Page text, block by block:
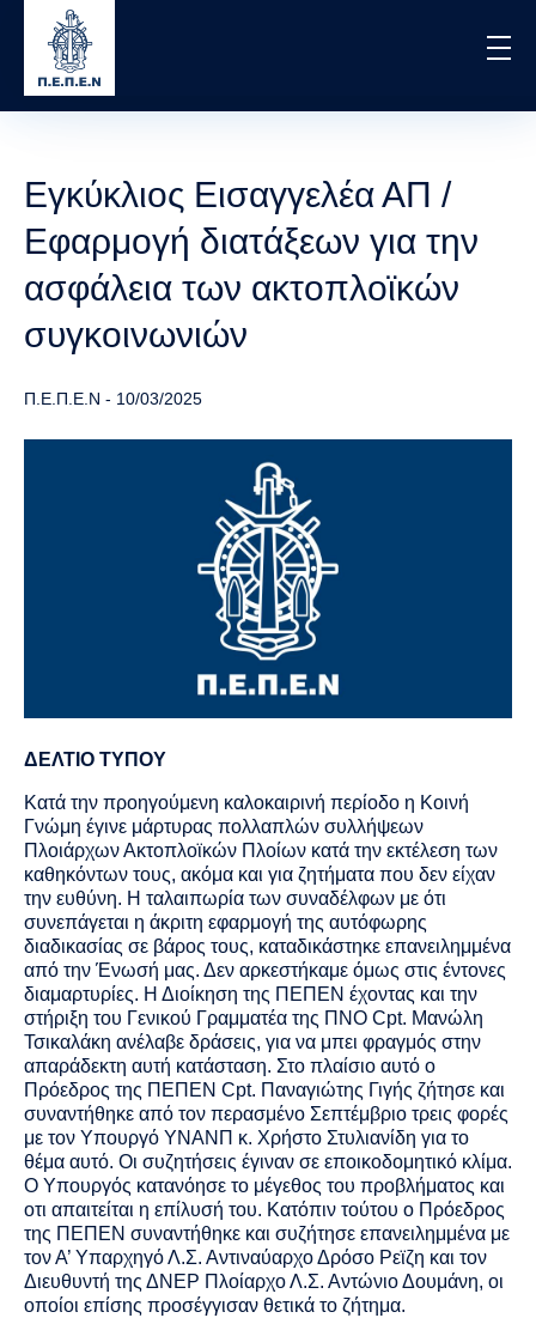
content
Εγκύκλιος Εισαγγελέα ΑΠ /
Εφαρμογή διατάξεων για την
ασφάλεια των ακτοπλοϊκών
συγκοινωνιών
Π.Ε.Π.Ε.Ν - 10/03/2025
ΔΕΛΤΙΟ ΤΥΠΟΥ
Κατά την προηγούμενη καλοκαιρινή περίοδο η Κοινή
Γνώμη έγινε μάρτυρας πολλαπλών συλλήψεων
Πλοιάρχων Ακτοπλοϊκών Πλοίων κατά την εκτέλεση των
καθηκόντων τους, ακόμα και για ζητήματα που δεν είχαν
την ευθύνη. Η ταλαιπωρία των συναδέλφων με ότι
συνεπάγεται η άκριτη εφαρμογή της αυτόφωρης
διαδικασίας σε βάρος τους, καταδικάστηκε επανειλημμένα
από την Ένωσή μας. Δεν αρκεστήκαμε όμως στις έντονες
διαμαρτυρίες. Η Διοίκηση της ΠΕΠΕΝ έχοντας και την
στήριξη του Γενικού Γραμματέα της ΠΝΟ Cpt. Μανώλη
Τσικαλάκη ανέλαβε δράσεις, για να μπει φραγμός στην
απαράδεκτη αυτή κατάσταση. Στο πλαίσιο αυτό ο
Πρόεδρος της ΠΕΠΕΝ Cpt. Παναγιώτης Γιγής ζήτησε και
συναντήθηκε από τον περασμένο Σεπτέμβριο τρεις φορές
με τον Υπουργό ΥΝΑΝΠ κ. Χρήστο Στυλιανίδη για το
θέμα αυτό. Οι συζητήσεις έγιναν σε εποικοδομητικό κλίμα.
Ο Υπουργός κατανόησε το μέγεθος του προβλήματος και
οτι απαιτείται η επίλυσή του. Κατόπιν τούτου ο Πρόεδρος
της ΠΕΠΕΝ συναντήθηκε και συζήτησε επανειλημμένα με
τον Α’ Υπαρχηγό Λ.Σ. Αντιναύαρχο Δρόσο Ρεϊζη και τον
Διευθυντή της ΔΝΕΡ Πλοίαρχο Λ.Σ. Αντώνιο Δουμάνη, οι
οποίοι επίσης προσέγγισαν θετικά το ζήτημα.